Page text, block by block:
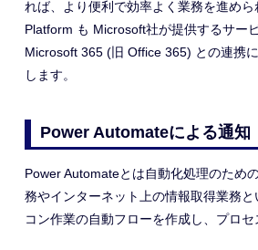
れば、より便利で効率よく業務を進め
Platform も Microsoft社が提供するサー
Microsoft 365 (旧 Office 365) との連携
します。
Power Automateによる通知
Power Automateとは自動化処理のため
務やインターネット上の情報取得業務
コン作業の自動フローを作成し、プロセ